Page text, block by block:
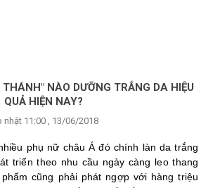
NÀO DƯỠNG TRẮNG DA HIỆU
QUẢ HIỆN NAY?
nhật 11:00 , 13/06/2018
phụ nữ châu Á đó chính làn da trắng
triển theo nhu cầu ngày càng leo thang
cũng phải phát ngợp với hàng triệu